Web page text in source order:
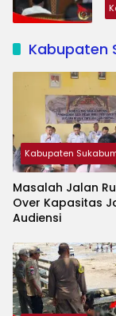
Kabupaten
Kabupaten
Masalah Jalan
Over Kapasitas
Audiensi